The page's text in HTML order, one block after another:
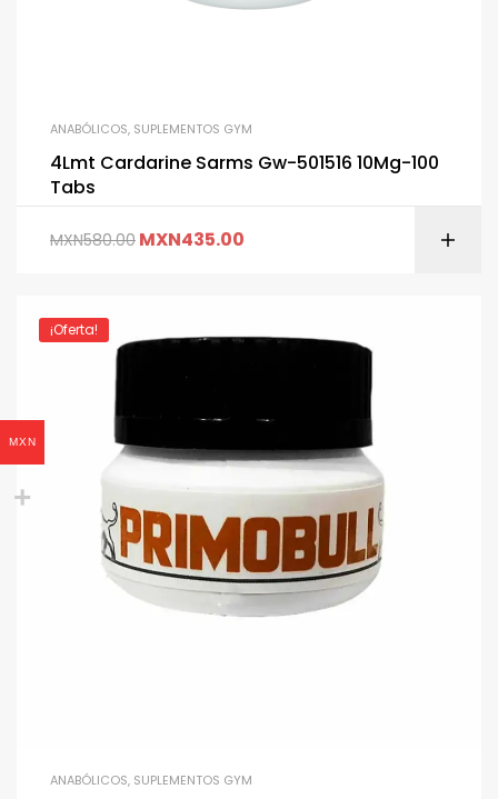
ANABÓLICOS, SUPLEMENTOS GYM
4Lmt Cardarine Sarms Gw-501516 10Mg-100
Tabs
MXN580.00 MXN435.00
¡Oferta!
ANABÓLICOS, SUPLEMENTOS GYM
MXN